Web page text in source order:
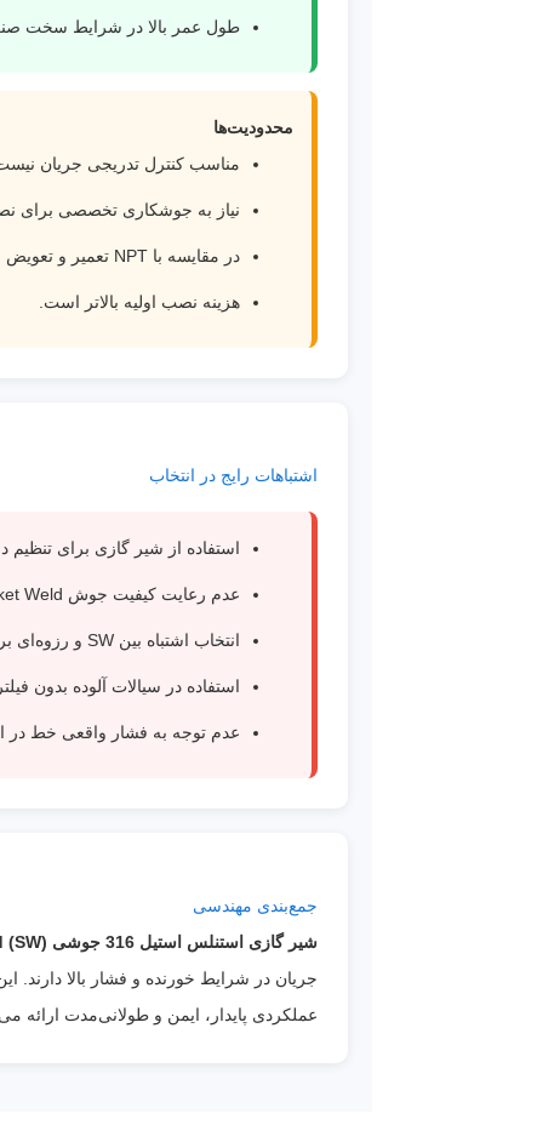
طول عمر بالا در شرایط سخت
محدودیت‌ها
مناسب کنترل تدریجی جریان
نیاز به جوشکاری تخصصی برای
در مقایسه با NPT تعمیر و تعویض سخت‌تر است.
هزینه نصب اولیه بالاتر است.
اشتباهات رایج در انتخاب
استفاده از شیر گازی برای تنظیم
عدم رعایت کیفیت جوش Socket Weld.
انتخاب اشتباه بین SW و رزوه‌ای بر اساس نوع پروژه.
استفاده در سیالات آلوده بدون
عدم توجه به فشار واقعی خط در
جمع‌بندی مهندسی
شیر گازی استنلس استیل 316 جوشی Socket Weld (SW) کلاس 800 ASTM A182 F316
عملکردی پایدار، ایمن و طولانی‌مدت ارائه